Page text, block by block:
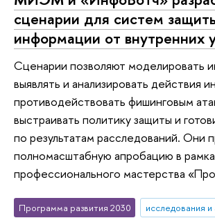
сценарии для систем
информации от внутренних
Сценарии позволяют моделировать
выявлять и анализировать действия
противодействовать фишинговым
выстраивать политику защиты и
по результатам расследований. Они
полномасштабную апробацию в
профессионального мастерства
Программа развития 2030
исследования и